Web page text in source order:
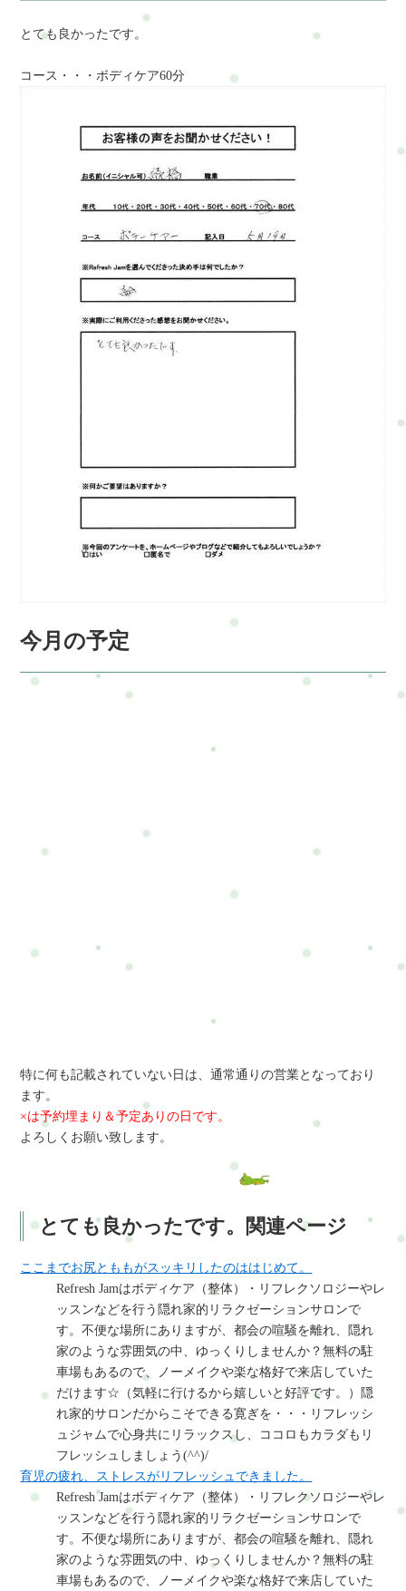
とても良かったです。
コース・・・ボディケア60分
今月の予定
特に何も記載されていない日は、通常通りの営業となっており
ます。
×は予約埋まり＆予定ありの日です。
よろしくお願い致します。
とても良かったです。関連ページ
ここまでお尻とももがスッキリしたのははじめて。
Refresh Jamはボディケア（整体）・リフレクソロジーやレ
ッスンなどを行う隠れ家的リラクゼーションサロンで
す。不便な場所にありますが、都会の喧騒を離れ、隠れ
家のような雰囲気の中、ゆっくりしませんか？無料の駐
車場もあるので、ノーメイクや楽な格好で来店していた
だけます☆（気軽に行けるから嬉しいと好評です。）隠
れ家的サロンだからこそできる寛ぎを・・・リフレッシ
ュジャムで心身共にリラックスし、ココロもカラダもリ
フレッシュしましょう(^^)/
育児の疲れ、ストレスがリフレッシュできました。
Refresh Jamはボディケア（整体）・リフレクソロジーやレ
ッスンなどを行う隠れ家的リラクゼーションサロンで
す。不便な場所にありますが、都会の喧騒を離れ、隠れ
家のような雰囲気の中、ゆっくりしませんか？無料の駐
車場もあるので、ノーメイクや楽な格好で来店していた